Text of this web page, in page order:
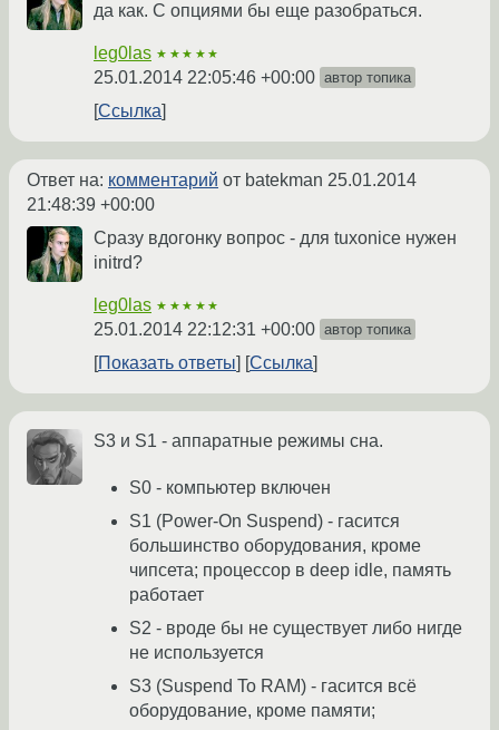
да как. С опциями бы еще разобраться.
leg0las ★★★★★
25.01.2014 22:05:46 +00:00 автор топика
Ссылка
Ответ на: комментарий от batekman 25.01.2014
21:48:39 +00:00
Сразу вдогонку вопрос - для tuxonice нужен
initrd?
leg0las ★★★★★
25.01.2014 22:12:31 +00:00 автор топика
Показать ответы Ссылка
S3 и S1 - аппаратные режимы сна.
S0 - компьютер включен
S1 (Power-On Suspend) - гасится
большинство оборудования, кроме
чипсета; процессор в deep idle, память
работает
S2 - вроде бы не существует либо нигде
не используется
S3 (Suspend To RAM) - гасится всё
оборудование, кроме памяти;